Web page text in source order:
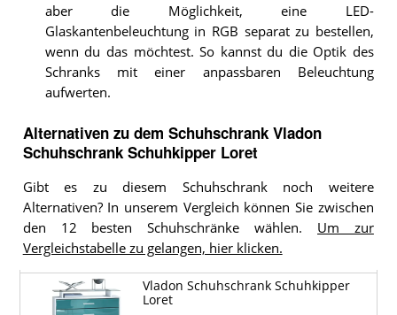
aber die Möglichkeit, eine LED-
Glaskantenbeleuchtung in RGB separat zu bestellen,
wenn du das möchtest. So kannst du die Optik des
Schranks mit einer anpassbaren Beleuchtung
aufwerten.
Alternativen zu dem Schuhschrank Vladon
Schuhschrank Schuhkipper Loret
Gibt es zu diesem Schuhschrank noch weitere
Alternativen? In unserem Vergleich können Sie zwischen
den 12 besten Schuhschränke wählen. Um zur
Vergleichstabelle zu gelangen, hier klicken.
Vladon Schuhschrank Schuhkipper
Loret